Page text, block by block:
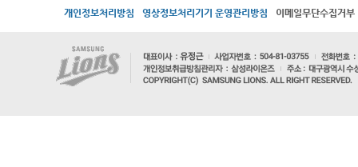
개인정보처리방침 영상정보처리기기 운영관리방침 이메일무단수집거부